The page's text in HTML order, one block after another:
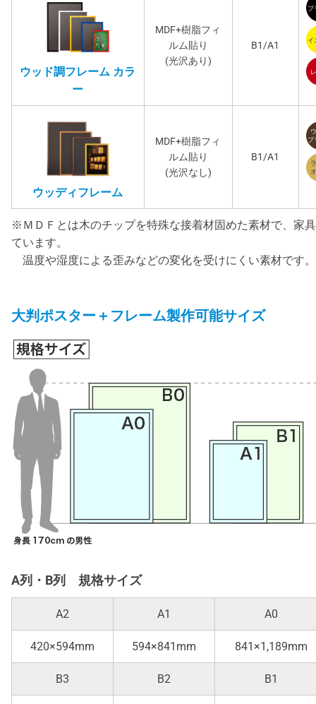
ウッド調フレーム カラ
ー
MDF+樹脂フィ
ルム貼り
(光沢あり)
B1/A1
ウッディフレーム
MDF+樹脂フィ
ルム貼り
(光沢なし)
B1/A1
※ＭＤＦとは木のチップを特殊な接着材固めた素材で、家
ています。
温度や湿度による歪みなどの変化を受けにくい素材です。
大判ポスター＋フレーム製作可能サイズ
A列・B列 規格サイズ
A2 A1 A0
420×594mm 594×841mm 841×1,189mm
B3 B2 B1